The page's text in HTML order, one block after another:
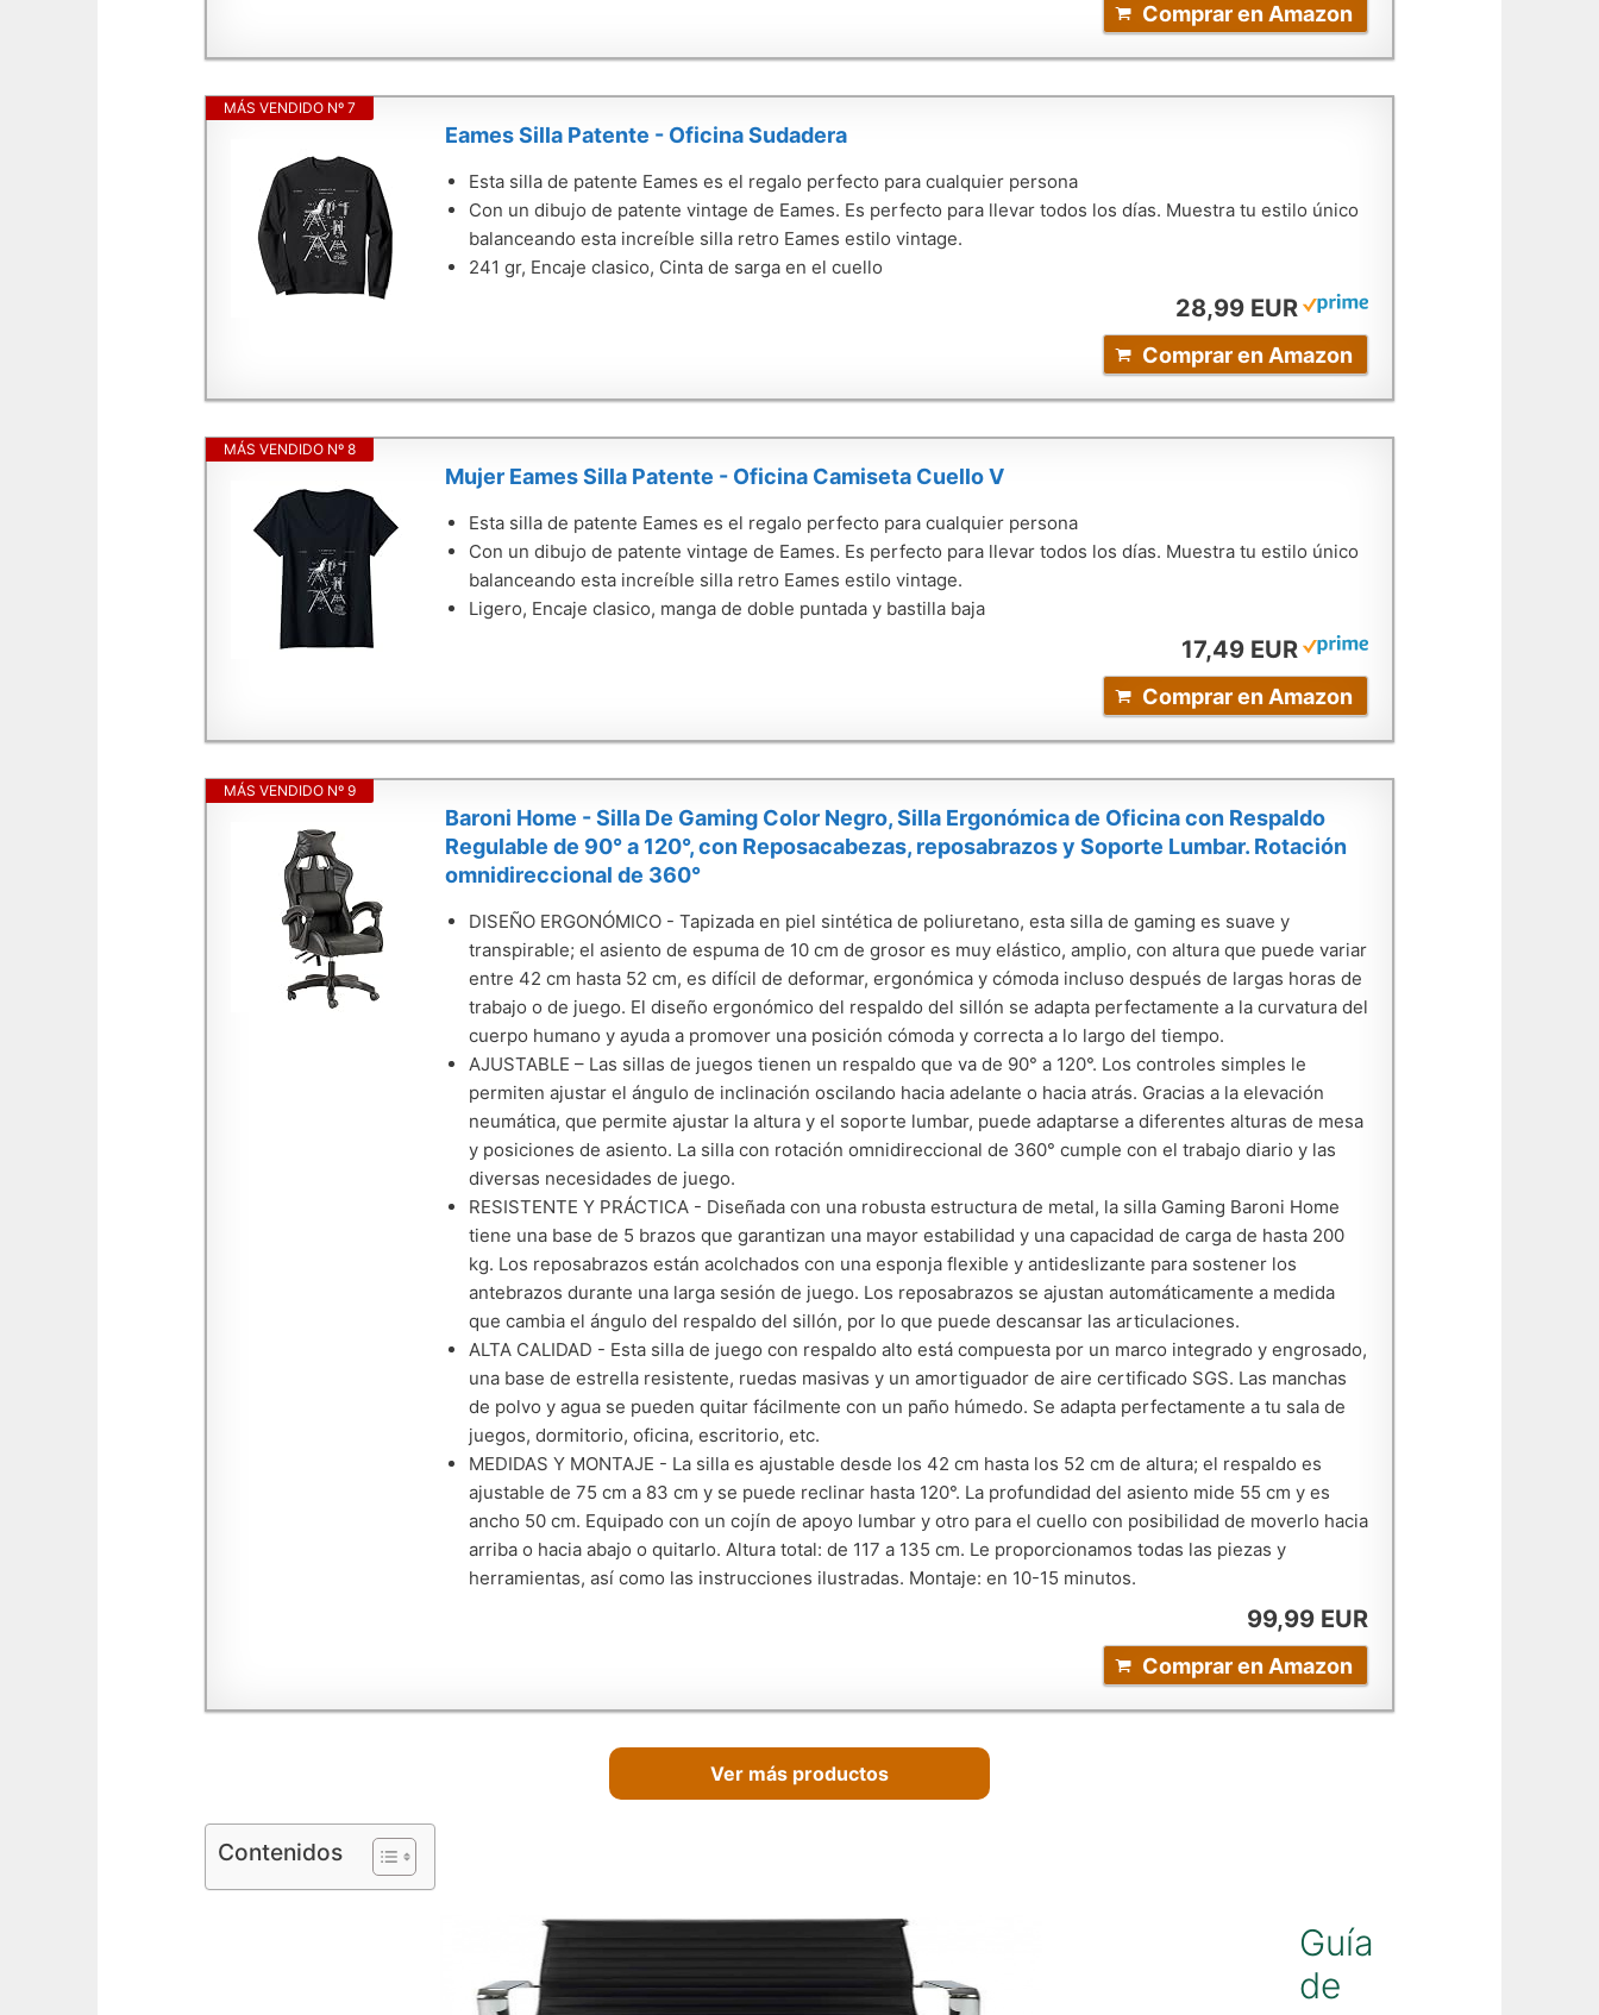
Comprar en Amazon
MÁS VENDIDO Nº 7
Eames Silla Patente - Oficina Sudadera
Esta silla de patente Eames es el regalo perfecto para cualquier persona
Con un dibujo de patente vintage de Eames. Es perfecto para llevar todos los días. Muestra tu estilo único
balanceando esta increíble silla retro Eames estilo vintage.
241 gr, Encaje clasico, Cinta de sarga en el cuello
28,99 EUR
Comprar en Amazon
MÁS VENDIDO Nº 8
Mujer Eames Silla Patente - Oficina Camiseta Cuello V
Esta silla de patente Eames es el regalo perfecto para cualquier persona
Con un dibujo de patente vintage de Eames. Es perfecto para llevar todos los días. Muestra tu estilo único
balanceando esta increíble silla retro Eames estilo vintage.
Ligero, Encaje clasico, manga de doble puntada y bastilla baja
17,49 EUR
Comprar en Amazon
MÁS VENDIDO Nº 9
Baroni Home - Silla De Gaming Color Negro, Silla Ergonómica de Oficina con Respaldo
Regulable de 90° a 120°, con Reposacabezas, reposabrazos y Soporte Lumbar. Rotación
omnidireccional de 360°
DISEÑO ERGONÓMICO - Tapizada en piel sintética de poliuretano, esta silla de gaming es suave y
transpirable; el asiento de espuma de 10 cm de grosor es muy elástico, amplio, con altura que puede variar
entre 42 cm hasta 52 cm, es difícil de deformar, ergonómica y cómoda incluso después de largas horas de
trabajo o de juego. El diseño ergonómico del respaldo del sillón se adapta perfectamente a la curvatura del
cuerpo humano y ayuda a promover una posición cómoda y correcta a lo largo del tiempo.
AJUSTABLE – Las sillas de juegos tienen un respaldo que va de 90° a 120°. Los controles simples le
permiten ajustar el ángulo de inclinación oscilando hacia adelante o hacia atrás. Gracias a la elevación
neumática, que permite ajustar la altura y el soporte lumbar, puede adaptarse a diferentes alturas de mesa
y posiciones de asiento. La silla con rotación omnidireccional de 360° cumple con el trabajo diario y las
diversas necesidades de juego.
RESISTENTE Y PRÁCTICA - Diseñada con una robusta estructura de metal, la silla Gaming Baroni Home
tiene una base de 5 brazos que garantizan una mayor estabilidad y una capacidad de carga de hasta 200
kg. Los reposabrazos están acolchados con una esponja flexible y antideslizante para sostener los
antebrazos durante una larga sesión de juego. Los reposabrazos se ajustan automáticamente a medida
que cambia el ángulo del respaldo del sillón, por lo que puede descansar las articulaciones.
ALTA CALIDAD - Esta silla de juego con respaldo alto está compuesta por un marco integrado y engrosado,
una base de estrella resistente, ruedas masivas y un amortiguador de aire certificado SGS. Las manchas
de polvo y agua se pueden quitar fácilmente con un paño húmedo. Se adapta perfectamente a tu sala de
juegos, dormitorio, oficina, escritorio, etc.
MEDIDAS Y MONTAJE - La silla es ajustable desde los 42 cm hasta los 52 cm de altura; el respaldo es
ajustable de 75 cm a 83 cm y se puede reclinar hasta 120°. La profundidad del asiento mide 55 cm y es
ancho 50 cm. Equipado con un cojín de apoyo lumbar y otro para el cuello con posibilidad de moverlo hacia
arriba o hacia abajo o quitarlo. Altura total: de 117 a 135 cm. Le proporcionamos todas las piezas y
herramientas, así como las instrucciones ilustradas. Montaje: en 10-15 minutos.
99,99 EUR
Comprar en Amazon
Ver más productos
Contenidos
Guía
de